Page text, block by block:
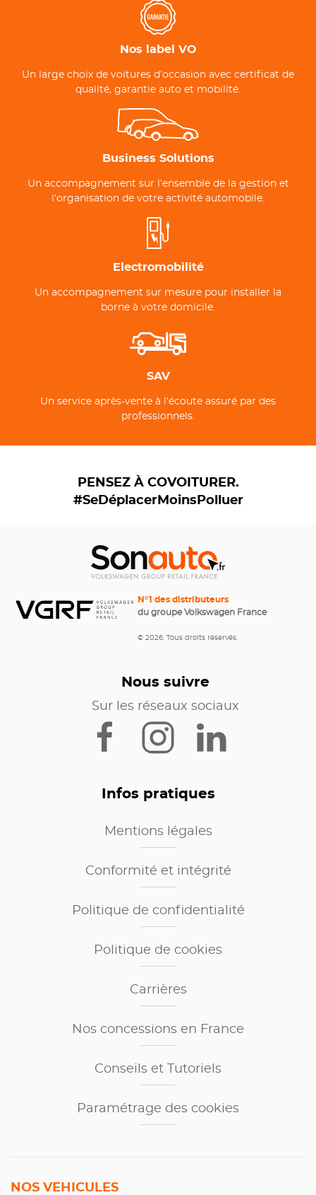
Nos label VO
Un large choix de voitures d’occasion avec certificat de
qualité, garantie auto et mobilité.
Business Solutions
Un accompagnement sur l’ensemble de la gestion et
l’organisation de votre activité automobile.
Electromobilité
Un accompagnement sur mesure pour installer la
borne à votre domicile.
SAV
Un service après-vente à l’écoute assuré par des
professionnels.
PENSEZ À COVOITURER.
#SeDéplacerMoinsPolluer
N°1 des distributeurs
du groupe Volkswagen France
© 2026. Tous droits réservés.
Nous suivre
Sur les réseaux sociaux
Infos pratiques
Mentions légales
Conformité et intégrité
Politique de confidentialité
Politique de cookies
Carrières
Nos concessions en France
Conseils et Tutoriels
Paramétrage des cookies
NOS VEHICULES